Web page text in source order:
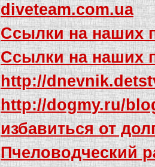
diveteam.com.ua
Ссылки на наших
Ссылки на наших
http://
http://dogmy.ru/
избавиться от
Пчеловодческий